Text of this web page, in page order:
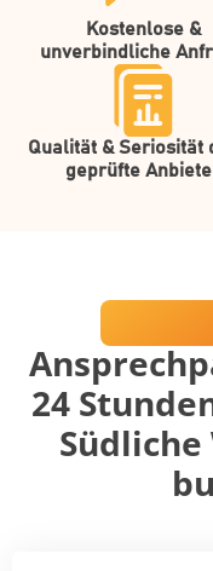
Kostenlose &
unverbindliche
Qualität & Seriosität
geprüfte
24